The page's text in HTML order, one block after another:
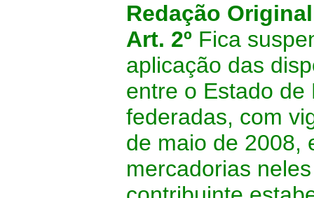
Redação Original
Art. 2º Fica
aplicação das
entre o Estado
federadas, com
de maio de 2008,
mercadorias